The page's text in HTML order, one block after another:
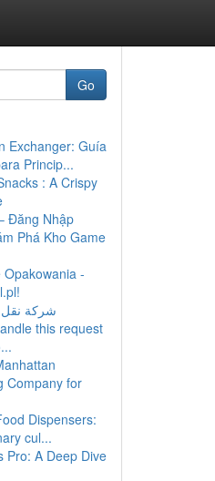
Go
Exchanger: Guía
Princip...
: A Crispy
Đăng Nhập
Phá Kho Game
Opakowania -
شركة نقل
this request
Company for
Dispensers:
cul...
Pro: A Deep Dive